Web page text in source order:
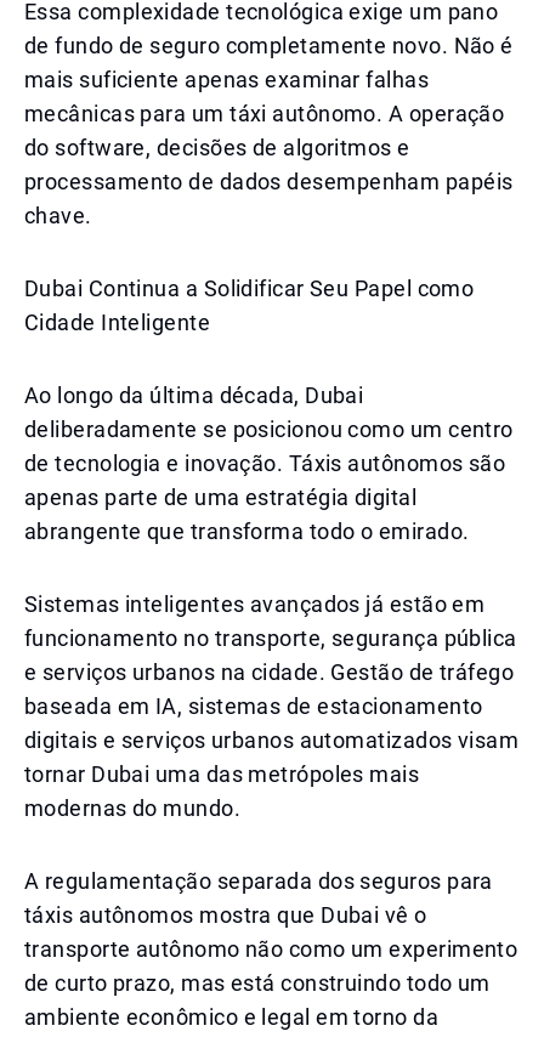
Essa complexidade tecnológica exige um pano
de fundo de seguro completamente novo. Não é
mais suficiente apenas examinar falhas
mecânicas para um táxi autônomo. A operação
do software, decisões de algoritmos e
processamento de dados desempenham papéis
chave.
Dubai Continua a Solidificar Seu Papel como
Cidade Inteligente
Ao longo da última década, Dubai
deliberadamente se posicionou como um centro
de tecnologia e inovação. Táxis autônomos são
apenas parte de uma estratégia digital
abrangente que transforma todo o emirado.
Sistemas inteligentes avançados já estão em
funcionamento no transporte, segurança pública
e serviços urbanos na cidade. Gestão de tráfego
baseada em IA, sistemas de estacionamento
digitais e serviços urbanos automatizados visam
tornar Dubai uma das metrópoles mais
modernas do mundo.
A regulamentação separada dos seguros para
táxis autônomos mostra que Dubai vê o
transporte autônomo não como um experimento
de curto prazo, mas está construindo todo um
ambiente econômico e legal em torno da